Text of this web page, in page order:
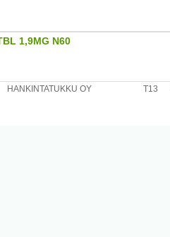
1,9MG N60
HANKINTATUKKU OY T13